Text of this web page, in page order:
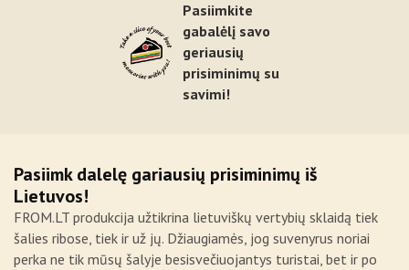
Pasiimkite
gabalėlį savo
geriausių
prisiminimų su
savimi!
Pasiimk dalelę gariausių prisiminimų iš
Lietuvos!
FROM.LT produkcija užtikrina lietuviškų vertybių sklaidą tiek
šalies ribose, tiek ir už jų. Džiaugiamės, jog suvenyrus noriai
perka ne tik mūsų šalyje besisvečiuojantys turistai, bet ir po